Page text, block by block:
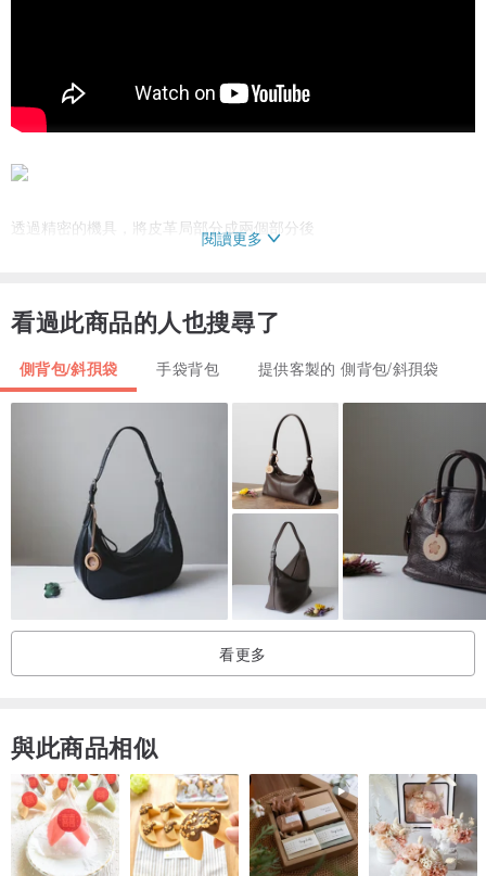
透過精密的機具，將皮革局部分成兩個部分後
經過這些瑣碎的程序
無與倫比的魅力
成為新的視覺風格！
※範例為ANNY
※凸體字厚度達4mm-5mm
※凸體字不會隨使用消失
※全球首間專屬凸體客製化品牌
商品介紹
_________
在厚度2mm的皮革縱面做了弧度的處理
使皮革的質地及色澤的變化以微曲線的方式呈現
閱讀更多
看過此商品的人也搜尋了
側背包/斜孭袋 手袋背包 提供客製的 側背包/斜孭袋
看更多
與此商品相似